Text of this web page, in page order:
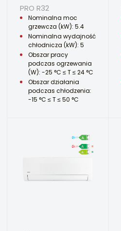
PRO R32
Nominalna moc
grzewcza (kW): 5.4
Nominalna wydajność
chłodnicza (kW): 5
Obszar pracy
podczas ogrzewania
(W): -25 °C ≤ T ≤ 24 °C
Obszar działania
podczas chłodzenia:
-15 °C ≤ T ≤ 50 °C